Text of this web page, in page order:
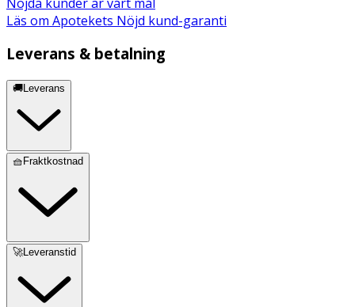
Läs om Apotekets Nöjd kund-garanti
Leverans & betalning
🚚Leverans
🧺Fraktkostnad
🚀Leveranstid